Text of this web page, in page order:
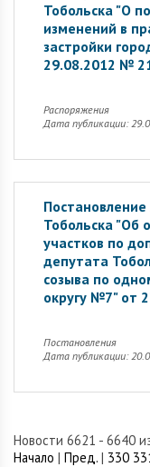
Тобольска "О
изменений в
застройки
29.08.2012 №
Распоряжения
Дата публикации:
Тобольска "Об
участков по
депутата
созыва по
округу №7" от
Постановления
Дата публикации:
Новости 6621 - 6640
Начало | Пред. | 330